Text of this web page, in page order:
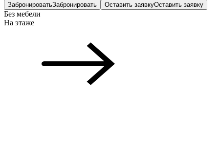
ЗабронироватьЗабронировать Оставить заявкуОставить заявку
Без мебели
На этаже